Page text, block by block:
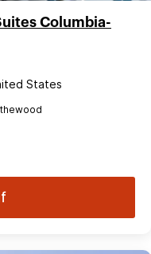
Columbia-
States